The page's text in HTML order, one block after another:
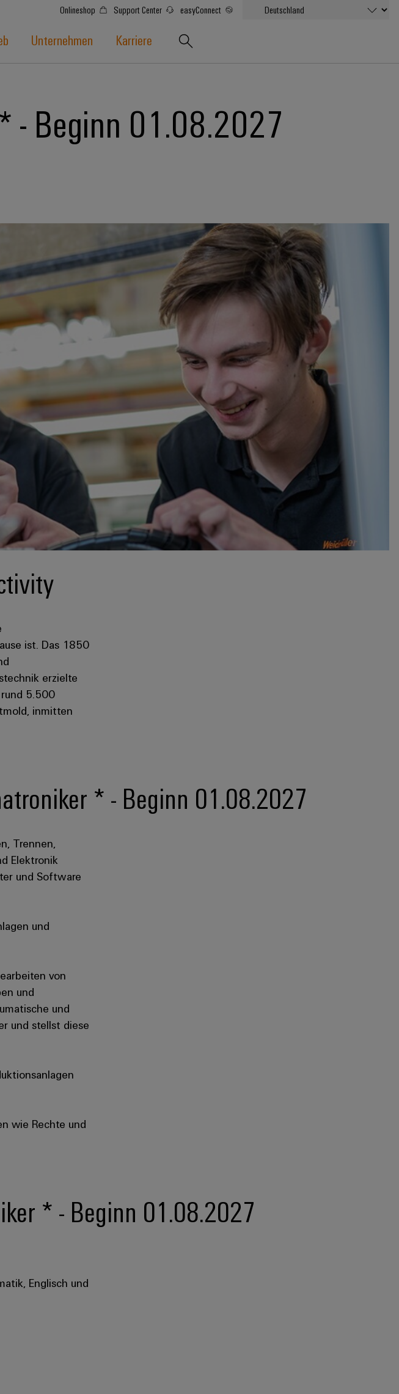
Onlineshop Support Center easyConnect
Unternehmen Karriere
- Beginn 01.08.2027
ist. Das 1850
erzielte
5.500
inmitten
* - Beginn 01.08.2027
Trennen,
Elektronik
und Software
und
von
und
und
und stellst diese
wie Rechte und
* - Beginn 01.08.2027
Englisch und